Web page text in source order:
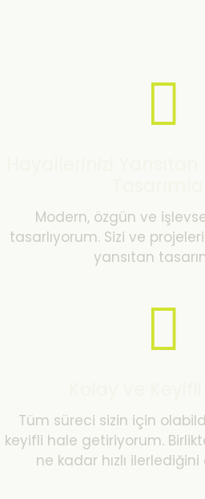
Modern, özgün ve
tasarlıyorum. Sizi ve
yansıtan
Tüm süreci sizin için
keyifli hale getiriyorum.
ne kadar hızlı